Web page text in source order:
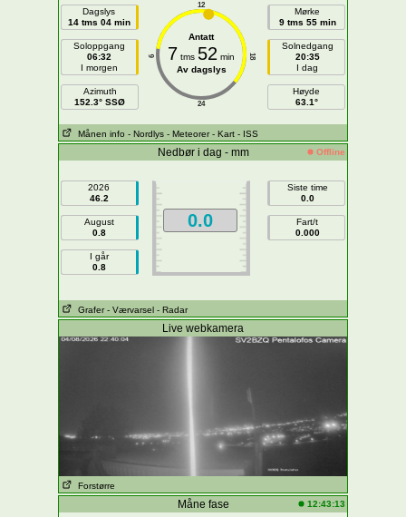
Dagslys
14 tms 04 min
Soloppgang
06:32
I morgen
Azimuth
152.3° SSØ
12
24
6 18
Antatt
7 tms 52 min
Av dagslys
Mørke
9 tms 55 min
Solnedgang
20:35
I dag
Høyde
63.1°
Månen info - Nordlys - Meteorer - Kart - ISS
Nedbør i dag - mm Offline
2026
46.2
August
0.8
I går
0.8
0.0
Siste time
0.0
Fart/t
0.000
Grafer - Værvarsel - Radar
Live webkamera
Forstørre
Måne fase 12:43:13